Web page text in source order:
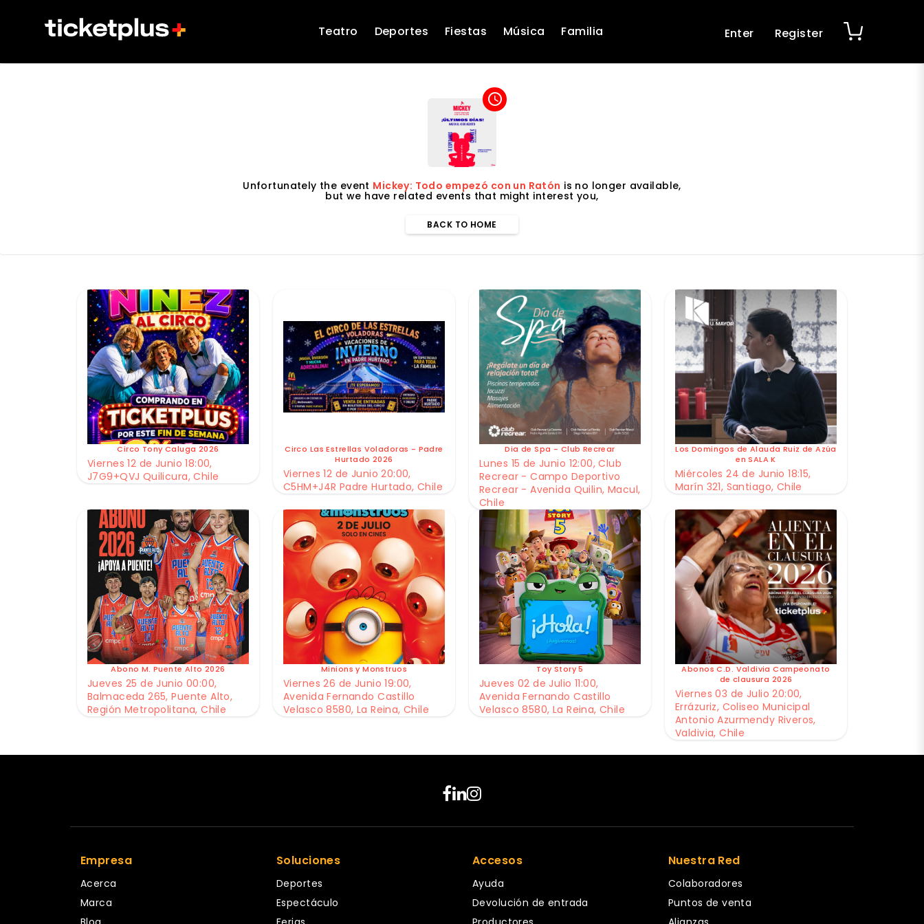
Teatro Deportes Fiestas Música Familia Enter Register
access_time
Unfortunately the event Mickey: Todo empezó con un Ratón is no longer available,
but we have related events that might interest you,
BACK TO HOME
Circo Tony Caluga 2026
Viernes 12 de Junio 18:00,
J7G9+QVJ Quilicura, Chile
Circo Las Estrellas Voladoras - Padre
Hurtado 2026
Viernes 12 de Junio 20:00,
C5HM+J4R Padre Hurtado, Chile
Dia de Spa - Club Recrear
Lunes 15 de Junio 12:00, Club
Recrear - Campo Deportivo
Recrear - Avenida Quilin, Macul,
Chile
Los Domingos de Alauda Ruiz de Azúa
en SALA K
Miércoles 24 de Junio 18:15,
Marín 321, Santiago, Chile
Abono M. Puente Alto 2026
Jueves 25 de Junio 00:00,
Balmaceda 265, Puente Alto,
Región Metropolitana, Chile
Minions y Monstruos
Viernes 26 de Junio 19:00,
Avenida Fernando Castillo
Velasco 8580, La Reina, Chile
Toy Story 5
Jueves 02 de Julio 11:00,
Avenida Fernando Castillo
Velasco 8580, La Reina, Chile
Abonos C.D. Valdivia Campeonato
de clausura 2026
Viernes 03 de Julio 20:00,
Errázuriz, Coliseo Municipal
Antonio Azurmendy Riveros,
Valdivia, Chile
Empresa
Acerca
Marca
Soluciones
Deportes
Espectáculo
Accesos
Ayuda
Devolución de entrada
Nuestra Red
Colaboradores
Puntos de venta